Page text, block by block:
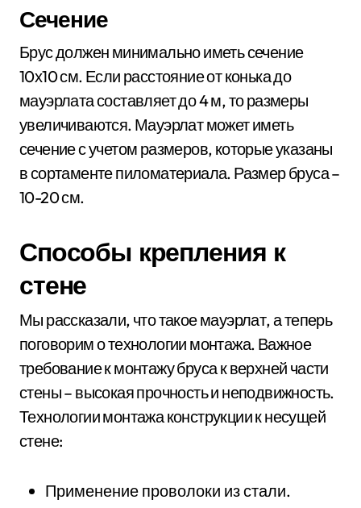
Сечение
Брус должен минимально иметь сечение
10х10 см. Если расстояние от конька до
мауэрлата составляет до 4 м, то размеры
увеличиваются. Мауэрлат может иметь
сечение с учетом размеров, которые указаны
в сортаменте пиломатериала. Размер бруса –
10-20 см.
Способы крепления к
стене
Мы рассказали, что такое мауэрлат, а теперь
поговорим о технологии монтажа. Важное
требование к монтажу бруса к верхней части
стены – высокая прочность и неподвижность.
Технологии монтажа конструкции к несущей
стене:
Применение проволоки из стали.